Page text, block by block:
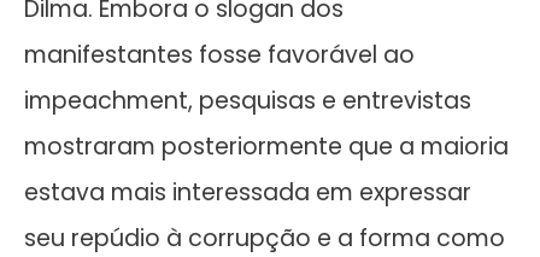
Dilma. Embora o slogan dos
manifestantes fosse favorável ao
impeachment, pesquisas e entrevistas
mostraram posteriormente que a maioria
estava mais interessada em expressar
seu repúdio à corrupção e a forma como